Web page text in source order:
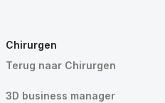
Chirurgen
Terug naar Chirurgen
3D business manager